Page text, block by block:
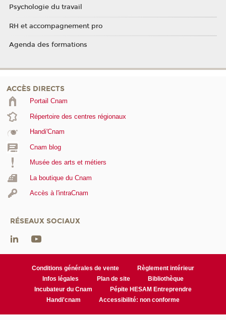
Psychologie du travail
RH et accompagnement pro
Agenda des formations
ACCÈS DIRECTS
Portail Cnam
Répertoire des centres régionaux
Handi'Cnam
Cnam blog
Musée des arts et métiers
La boutique du Cnam
Accès à l'intraCnam
RÉSEAUX SOCIAUX
Conditions générales de vente
Règlement intérieur
Infos légales
Plan de site
Bibliothèque
Incubateur du Cnam
Pépite HESAM Entreprendre
Handi'cnam
Accessibilité: non conforme